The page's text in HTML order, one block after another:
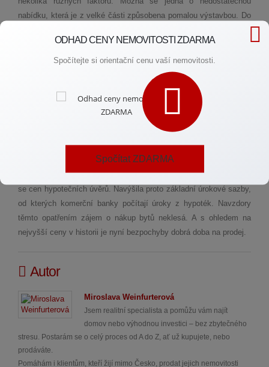
nabídku, která je z velké části způsobena pomalou výstavbou. Do
cen se zcela jistě promítá zdražení stavebních materiálů a
zvýšení mzdových nákladů na zaměstnance.
Lidé dnes nemovitosti vyhledávají jako způsob bezpečného
uložení peněžních prostředků, nemovitosti obratem pronajímají.
Vyšší zdanění druhých nemovitostí by automaticky vedlo ke
Česká národní banka si slibuje ochlazení poptávky od zvyšujících
se cen hypotečních úvěrů. Navýšila proto základní úrokové sazby,
od kterých komerční banky počítají úroky z hypoték. Navzdory
těmto opatřením zájem o nákup bytů neklesá. A s ohledem na
nejvyšší ceny v historii je nyní bezpochyby dobrá doba na prodej.
Autor
Miroslava Weinfurterová
Jsem realitní specialista a pomůžu vám najít
domov nebo výhodnou investici – bez zbytečného
stresu. Postarám se o celý proces od A do Z, ať už kupujete, nebo
prodáváte.
Pomáhám i klientům, kteří žijí mimo Česko, prodat jejich nemovitosti
ODHAD CENY NEMOVITOSTI ZDARMA
Spočítejte si orientační cenu vaší nemovitosti.
Spočítat ZDARMA